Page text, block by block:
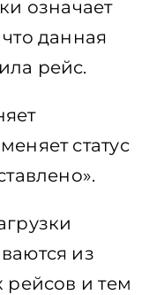
означает
данная
рейс.
статус
из
рейсов и тем